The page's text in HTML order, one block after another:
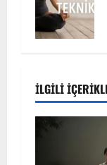
İLGILI